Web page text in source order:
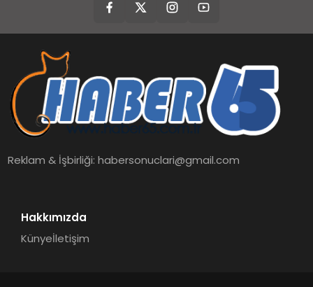
Reklam & İşbirliği:habersonuclari@gmail.com
Hakkımızda
Künyeİletişim